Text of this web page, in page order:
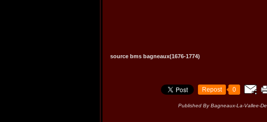
source bms bagneaux(1676-1774)
Repost 0
Published By Bagneaux-La-Vallee-